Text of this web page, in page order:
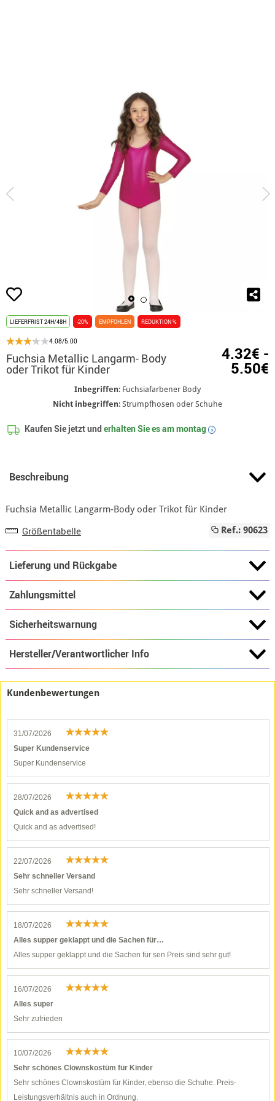
LIEFERFRIST 24H/48H -20% EMPFOHLEN REDUKTION %
4.08/5.00
Fuchsia Metallic Langarm- Body
oder Trikot für Kinder
4.32€ -
5.50€
Inbegriffen: Fuchsiafarbener Body
Nicht inbegriffen: Strumpfhosen oder Schuhe
Kaufen Sie jetzt underhalten Sie es ammontag i
Beschreibung
Fuchsia Metallic Langarm-Body oder Trikot für Kinder
Größentabelle Ref.: 90623
Lieferung und Rückgabe
Zahlungsmittel
Sicherheitswarnung
Hersteller/Verantwortlicher Info
Kundenbewertungen
31/07/2026
Super Kundenservice
Super Kundenservice
28/07/2026
Quick and as advertised
Quick and as advertised!
22/07/2026
Sehr schneller Versand
Sehr schneller Versand!
18/07/2026
Alles supper geklappt und die Sachen für…
Alles supper geklappt und die Sachen für sen Preis sind sehr gut!
16/07/2026
Alles super
Sehr zufrieden
10/07/2026
Sehr schönes Clownskostüm für Kinder
Sehr schönes Clownskostüm für Kinder, ebenso die Schuhe. Preis-
Leistungsverhältnis auch in Ordnung.